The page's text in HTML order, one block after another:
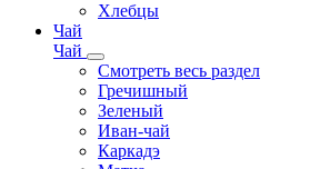
Хлебцы
Чай
Чай
Смотреть весь раздел
Гречишный
Зеленый
Иван-чай
Каркадэ